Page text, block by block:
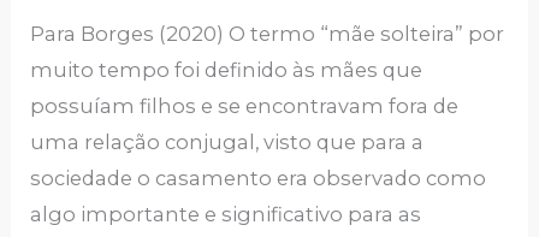
Para Borges (2020) O termo “mãe solteira” por
muito tempo foi definido às mães que
possuíam filhos e se encontravam fora de
uma relação conjugal, visto que para a
sociedade o casamento era observado como
algo importante e significativo para as